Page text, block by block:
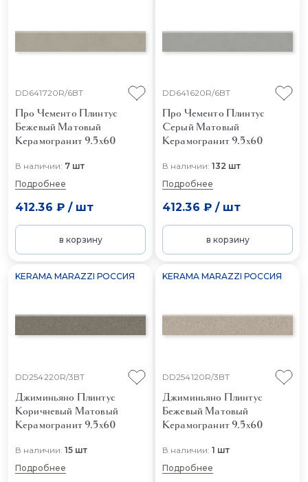
DD641720R/6BT
Про Чементо Плинтус
Бежевый Матовый
Керамогранит 9.5x60
В наличии: 7 шт
Подробнее
412.36 ₽/ шт
в корзину
DD641620R/6BT
Про Чементо Плинтус
Серый Матовый
Керамогранит 9.5x60
В наличии: 132 шт
Подробнее
412.36 ₽/ шт
в корзину
KERAMA MARAZZI РОССИЯ
DD254220R/3BT
Джиминьяно Плинтус
Коричневый Матовый
Керамогранит 9.5x60
В наличии: 15 шт
Подробнее
KERAMA MARAZZI РОССИЯ
DD254120R/3BT
Джиминьяно Плинтус
Бежевый Матовый
Керамогранит 9.5x60
В наличии: 1 шт
Подробнее